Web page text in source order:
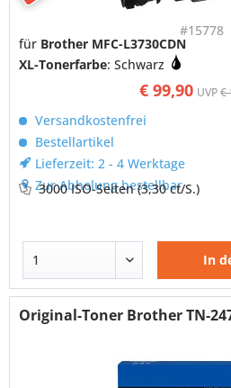
#15778
€ 99,90 UVP€
für Brother MFC-L3730CDN
XL-Tonerfarbe: Schwarz
Versandkostenfrei
Bestellartikel
Lieferzeit: 2 - 4 Werktage
Zur Abholung bestellbar
3000 ISO-Seiten(3,30 ct/S.)
In
Original-Toner Brother TN-